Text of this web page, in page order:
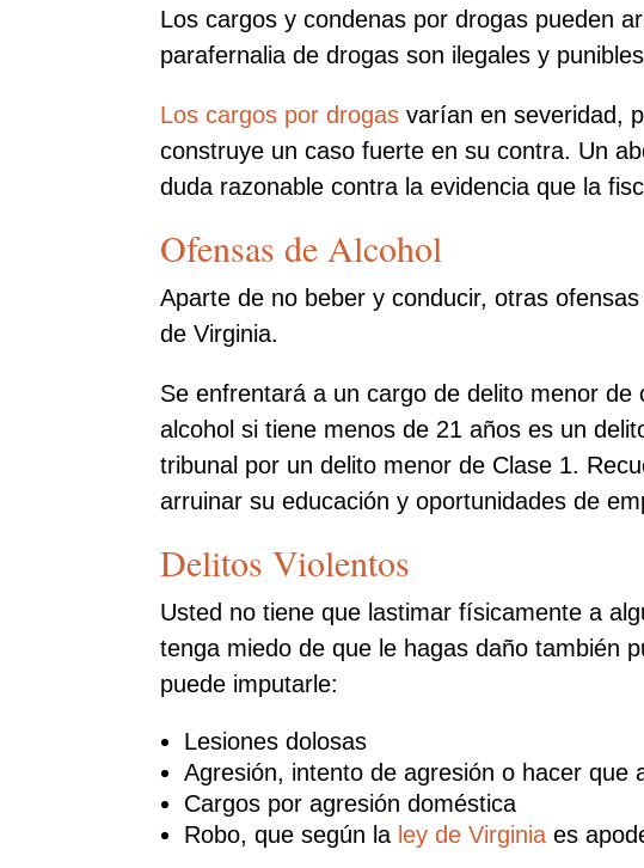
Los cargos y condenas por drogas pueden
parafernalia de drogas son ilegales y
Los cargos por drogas varían en severidad,
construye un caso fuerte en su contra. Un
duda razonable contra la evidencia que la
Ofensas de Alcohol
Aparte de no beber y conducir, otras
de Virginia.
Se enfrentará a un cargo de delito menor
alcohol si tiene menos de 21 años es un
tribunal por un delito menor de Clase 1.
arruinar su educación y oportunidades de
Delitos Violentos
Usted no tiene que lastimar físicamente a
tenga miedo de que le hagas daño también
puede imputarle:
Lesiones dolosas
Agresión, intento de agresión o hacer que
Cargos por agresión doméstica
Robo, que según la ley de Virginia es